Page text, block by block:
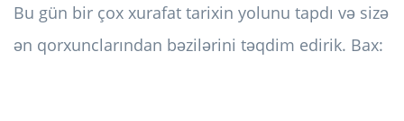
Bu gün bir çox xurafat tarixin yolunu tapdı və sizə
ən qorxunclarından bəzilərini təqdim edirik. Bax: